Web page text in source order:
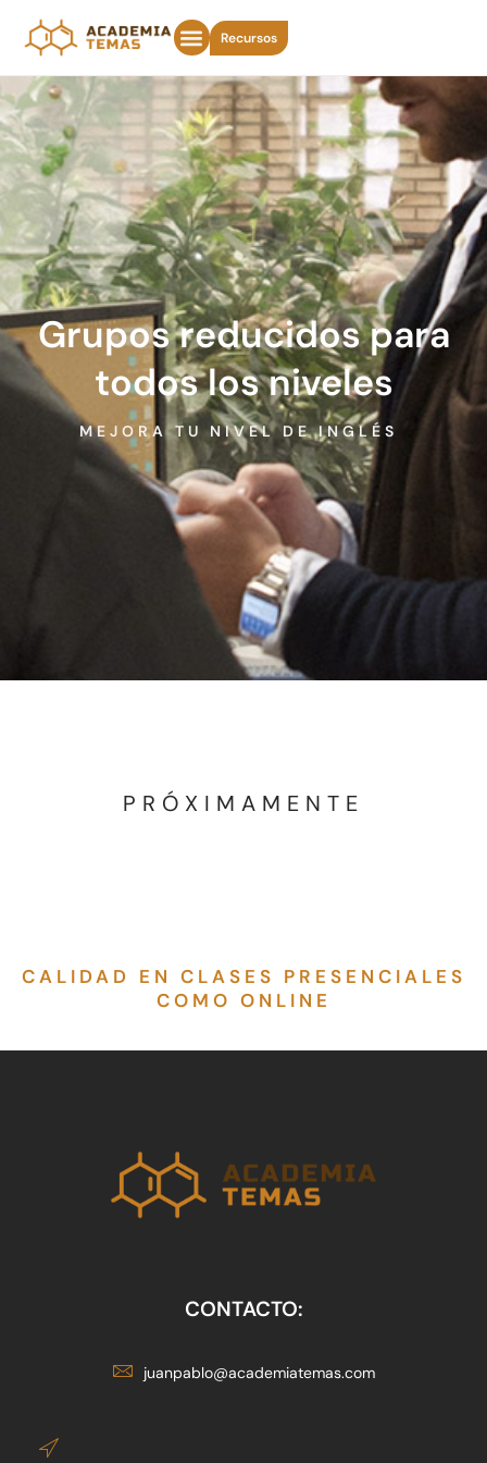
Recursos
Grupos reducidos para
todos los niveles
MEJORA TU NIVEL DE INGLÉS
PRÓXIMAMENTE
CALIDAD EN CLASES PRESENCIALES
COMO ONLINE
CONTACTO:
juanpablo@academiatemas.com